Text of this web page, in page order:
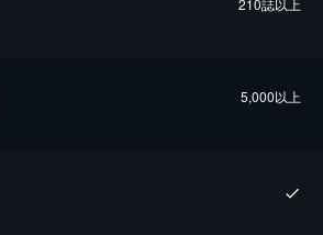
210誌以上
5,000以上